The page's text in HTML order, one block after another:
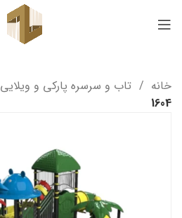
خانه تاب و سرسره پارکی و ویلایی
1604